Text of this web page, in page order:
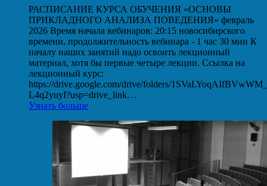
РАСПИСАНИЕ КУРСА ОБУЧЕНИЯ «ОСНОВЫ
ПРИКЛАДНОГО АНАЛИЗА ПОВЕДЕНИЯ» февраль
2026 Время начала вебинаров: 20:15 новосибирского
времени, продолжительность вебинара - 1 час 30 мин К
началу наших занятий надо освоить лекционный
материал, хотя бы первые четыре лекции. Ссылка на
лекционный курс:
https://drive.google.com/drive/folders/
L4q2yuyI?usp=drive_link…
Узнать больше